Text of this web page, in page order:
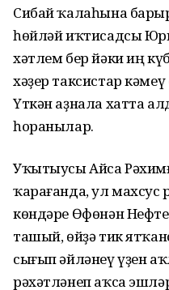
Сибай ҡалаһына
һөйләй иҡтисадсы
хәтлем бер йәки иң
хәҙер таксистар
Үткән аҙнала хатта
һоранылар.
Уҡытыусы Айса
ҡарағанда, ул
көндәре Өфөнән
ташый, өйҙә тик
сығып әйләнеү үҙен
рәхәтләнеп аҡса